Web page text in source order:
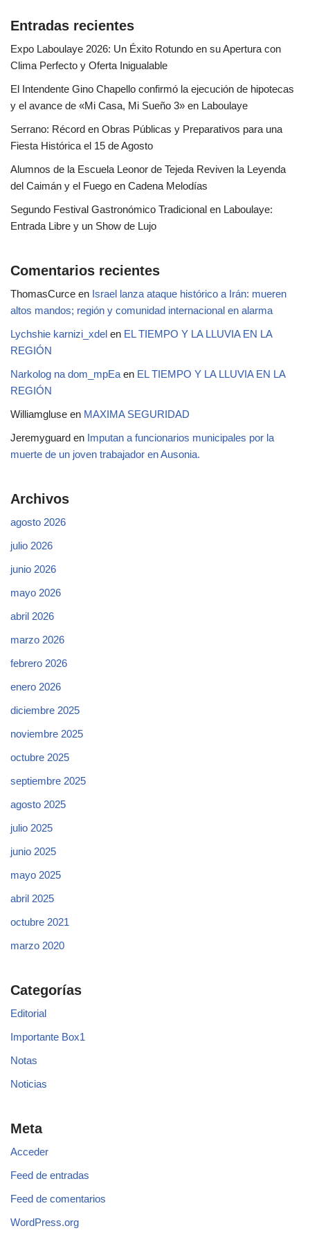
Entradas recientes
Expo Laboulaye 2026: Un Éxito Rotundo en su Apertura con
Clima Perfecto y Oferta Inigualable
El Intendente Gino Chapello confirmó la ejecución de hipotecas
y el avance de «Mi Casa, Mi Sueño 3» en Laboulaye
Serrano: Récord en Obras Públicas y Preparativos para una
Fiesta Histórica el 15 de Agosto
Alumnos de la Escuela Leonor de Tejeda Reviven la Leyenda
del Caimán y el Fuego en Cadena Melodías
Segundo Festival Gastronómico Tradicional en Laboulaye:
Entrada Libre y un Show de Lujo
Comentarios recientes
ThomasCurce en Israel lanza ataque histórico a Irán: mueren
altos mandos; región y comunidad internacional en alarma
Lychshie karnizi_xdel en EL TIEMPO Y LA LLUVIA EN LA
REGIÓN
Narkolog na dom_mpEa en EL TIEMPO Y LA LLUVIA EN LA
REGIÓN
Williamgluse en MAXIMA SEGURIDAD
Jeremyguard en Imputan a funcionarios municipales por la
muerte de un joven trabajador en Ausonia.
Archivos
agosto 2026
julio 2026
junio 2026
mayo 2026
abril 2026
marzo 2026
febrero 2026
enero 2026
diciembre 2025
noviembre 2025
octubre 2025
septiembre 2025
agosto 2025
julio 2025
junio 2025
mayo 2025
abril 2025
octubre 2021
marzo 2020
Categorías
Editorial
Importante Box1
Notas
Noticias
Meta
Acceder
Feed de entradas
Feed de comentarios
WordPress.org